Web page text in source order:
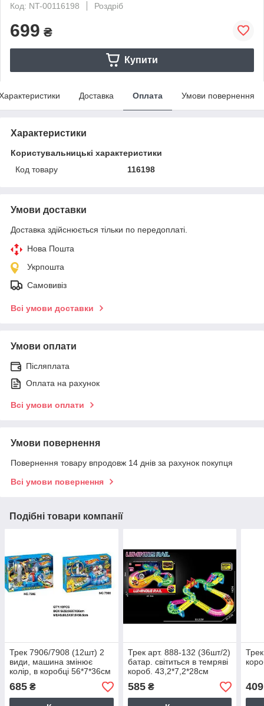
Код: NT-00116198
Роздріб
699 ₴
Купити
Доставка Оплата Умови повернення
Характеристики
Користувальницькі характеристики
Код товару
116198
Умови доставки
Доставка здійснюється тільки по передоплаті.
Нова Пошта
Укрпошта
Самовивіз
Всі умови доставки
Умови оплати
Післяплата
Оплата на рахунок
Всі умови оплати
Умови повернення
Повернення товару впродовж 14 днів за рахунок покупця
Всі умови повернення
Подібні товари компанії
Трек 7906/7908 (12шт) 2
види, машина змінює
колір, в коробці 56*7*36см
685 ₴
Трек арт. 888-132 (36шт/2)
батар. світиться в темряві
короб. 43,2*7,2*28см
585₴ 409